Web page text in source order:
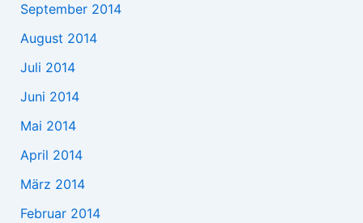
September 2014
August 2014
Juli 2014
Juni 2014
Mai 2014
April 2014
März 2014
Februar 2014